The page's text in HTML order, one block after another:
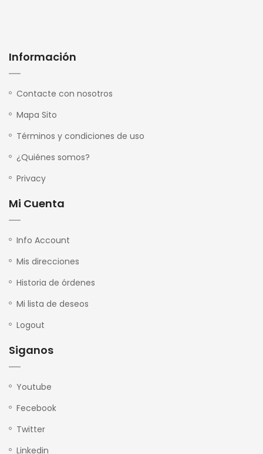
Información
Contacte con nosotros
Mapa Sito
Términos y condiciones de uso
¿Quiénes somos?
Privacy
Mi Cuenta
Info Account
Mis direcciones
Historia de órdenes
Mi lista de deseos
Logout
Siganos
Youtube
Fecebook
Twitter
Linkedin